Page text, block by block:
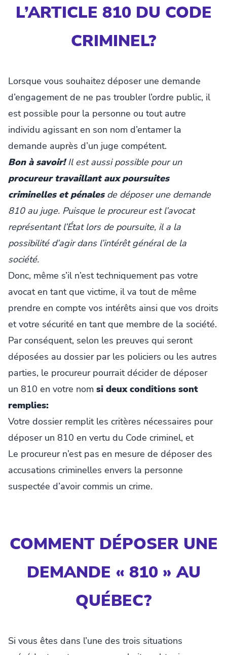
L’ARTICLE 810 DU CODE
CRIMINEL?
Lorsque vous souhaitez déposer une demande
d’engagement de ne pas troubler l’ordre public, il
est possible pour la personne ou tout autre
individu agissant en son nom d’entamer la
demande auprès d’un juge compétent.
Bon à savoir! Il est aussi possible pour un
procureur travaillant aux poursuites
criminelles et pénales de déposer une demande
810 au juge. Puisque le procureur est l’avocat
représentant l’État lors de poursuite, il a la
possibilité d’agir dans l’intérêt général de la
société.
Donc, même s’il n’est techniquement pas votre
avocat en tant que victime, il va tout de même
prendre en compte vos intérêts ainsi que vos droits
et votre sécurité en tant que membre de la société.
Par conséquent, selon les preuves qui seront
déposées au dossier par les policiers ou les autres
parties, le procureur pourrait décider de déposer
un 810 en votre nom si deux conditions sont
remplies:
Votre dossier remplit les critères nécessaires pour
déposer un 810 en vertu du Code criminel, et
Le procureur n’est pas en mesure de déposer des
accusations criminelles envers la personne
suspectée d’avoir commis un crime.
COMMENT DÉPOSER UNE
DEMANDE « 810 » AU
QUÉBEC?
Si vous êtes dans l’une des trois situations